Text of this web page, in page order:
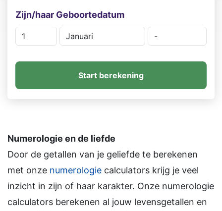
Zijn/haar Geboortedatum
Start berekening
Numerologie en de liefde
Door de getallen van je geliefde te berekenen
met onze numerologie calculators krijg je veel
inzicht in zijn of haar karakter. Onze numerologie
calculators berekenen al jouw levensgetallen en